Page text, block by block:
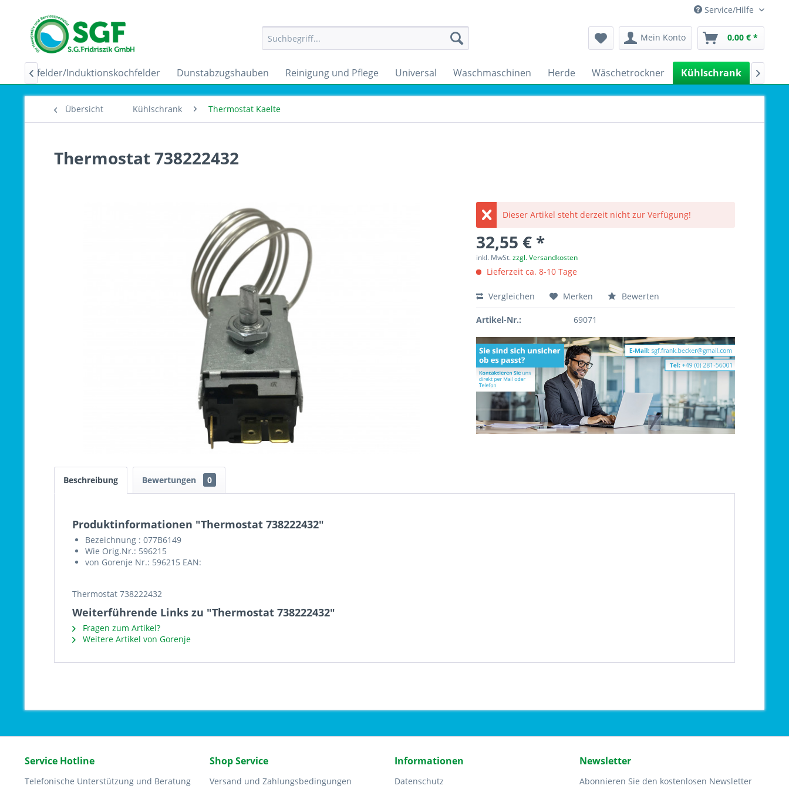
Service/Hilfe
Mein Konto 0,00 € *
Ceranfelder/Induktionskochfelder Dunstabzugshauben Reinigung und Pflege Universal Waschmaschinen Herde Wäschetrockner Kühlschrank
 
Übersicht Kühlschrank Thermostat Kaelte
Thermostat 738222432
Dieser Artikel steht derzeit nicht zur Verfügung!
32,55 € *
inkl. MwSt.zzgl. Versandkosten
Lieferzeit ca. 8-10 Tage
Vergleichen Merken Bewerten
Artikel-Nr.: 69071
Beschreibung Bewertungen 0
Produktinformationen "Thermostat 738222432"
Bezeichnung : 077B6149
Wie Orig.Nr.: 596215
von Gorenje Nr.: 596215 EAN:
Thermostat 738222432
Weiterführende Links zu "Thermostat 738222432"
Fragen zum Artikel?
Weitere Artikel von Gorenje
Service Hotline
Telefonische Unterstützung und Beratung
Shop Service
Versand und Zahlungsbedingungen
Informationen
Datenschutz
Newsletter
Abonnieren Sie den kostenlosen Newsletter